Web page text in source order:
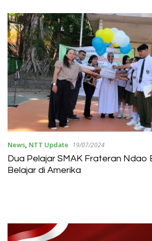
News, NTT Update 19/07/2024
Dua Pelajar SMAK Frateran Ndao
Belajar di Amerika